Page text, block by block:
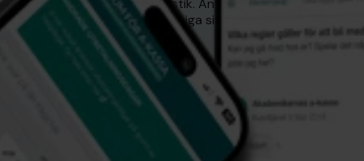
publicerat sin månadsstatistik. Antalet medlemmar
uppdateras dagligen och övriga siffror varje månad.
Namn: